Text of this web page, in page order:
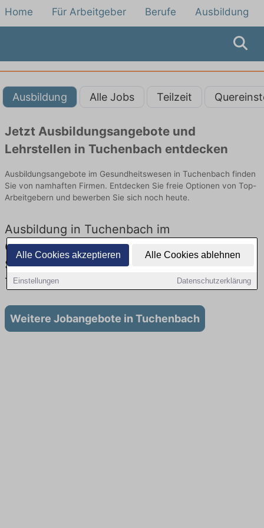
Alle Cookies akzeptieren Alle Cookies ablehnen
Einstellungen Datenschutzerklärung
Home Für Arbeitgeber Berufe Ausbildung
Ausbildung Alle Jobs Teilzeit
Jetzt Ausbildungsangebote und
Lehrstellen in Tuchenbach entdecken
Ausbildungsangebote im Gesundheitswesen in Tuchenbach finden
Sie von namhaften Firmen. Entdecken Sie freie Optionen von Top-
Arbeitgebern und bewerben Sie sich noch heute.
Ausbildung in Tuchenbach im
Gesundheitswesen: Aktuell gibt es keine
Stellenangebote für Ausbildung in
Tuchenbach
Weitere Jobangebote in Tuchenbach